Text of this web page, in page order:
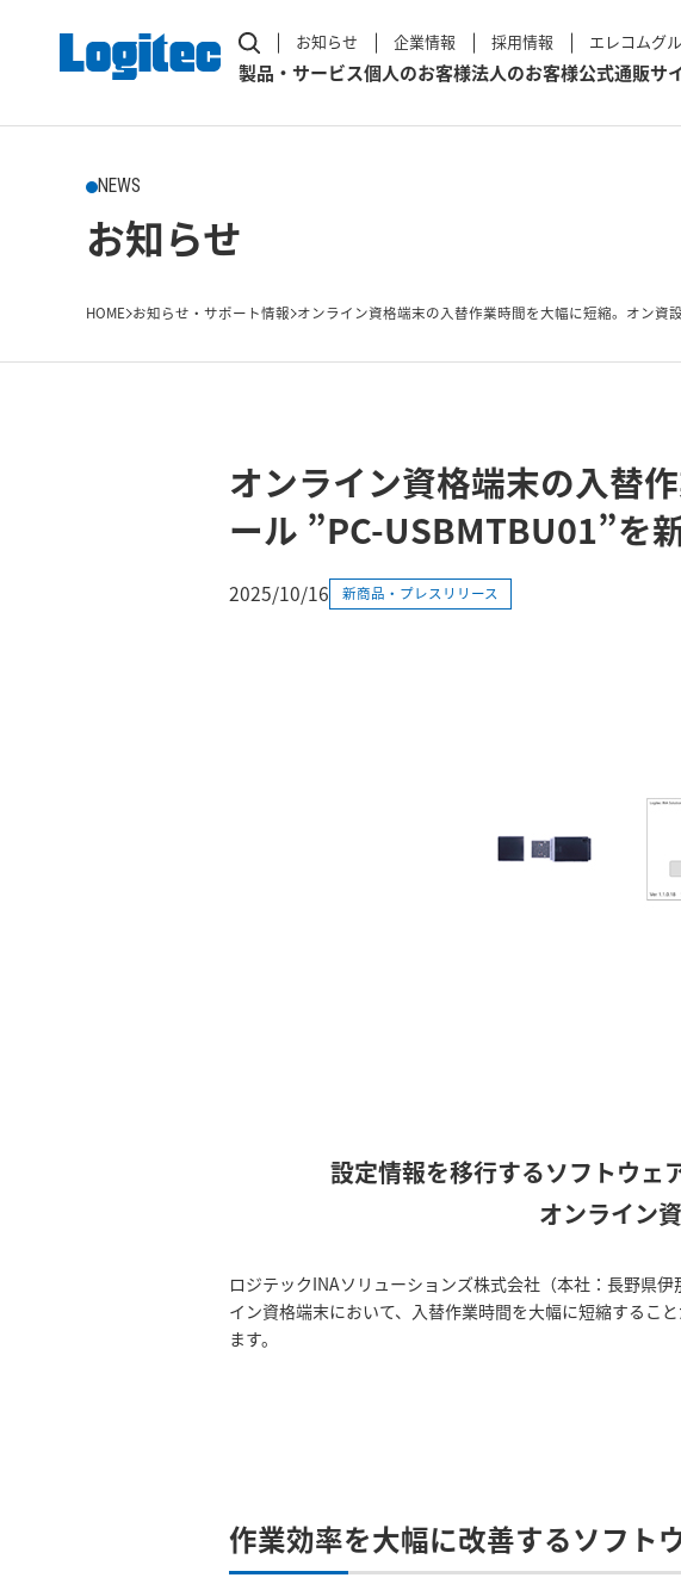
お知らせ 企業情報 採用情報 エレコムグ
製品・サービス個人のお客様法人のお客様公式通販サ
NEWS
お知らせ
HOME お知らせ・サポート情報 オンライン資格端末の入替作業時間を大幅に短縮。オン資
オンライン資格端末の入替
ール ”PC-USBMTBU01”を
2025/10/16 新商品・プレスリリース
設定情報を移行するソフトウェ
オンライン
ロジテックINAソリューションズ株式会社（本社：長野県
イン資格端末において、入替作業時間を大幅に短縮するこ
ます。
作業効率を大幅に改善するソフト